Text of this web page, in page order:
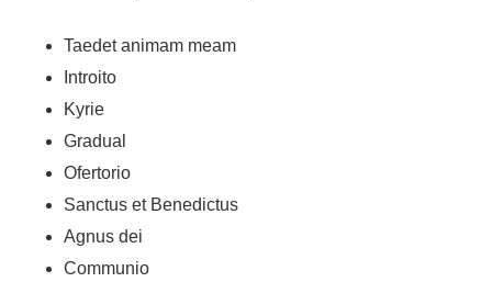
Taedet animam meam
Introito
Kyrie
Gradual
Ofertorio
Sanctus et Benedictus
Agnus dei
Communio